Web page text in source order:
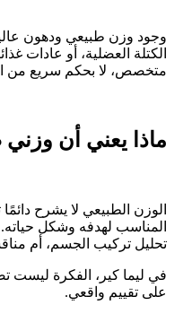
وجود وزن طبيعي ودهون
الكتلة العضلية، أو عادات
متخصص، لا بحكم سريع من
ماذا يعني أن
الوزن الطبيعي لا يشرح
المناسب لهدفه وشكل
تحليل تركيب الجسم، أم
في ليما كير، الفكرة ليست
على تقييم واقعي.